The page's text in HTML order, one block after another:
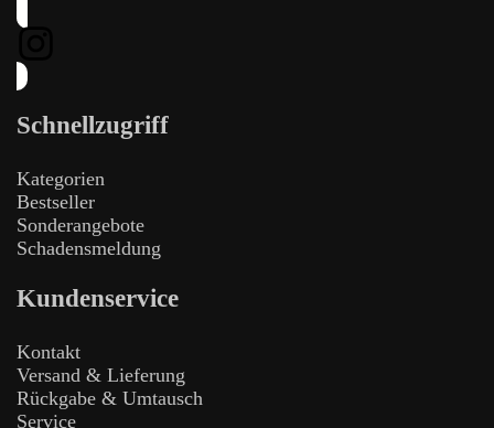
Schnellzugriff
Kategorien
Bestseller
Sonderangebote
Schadensmeldung
Kundenservice
Kontakt
Versand & Lieferung
Rückgabe & Umtausch
Service